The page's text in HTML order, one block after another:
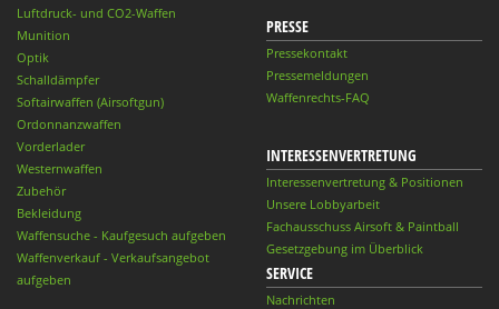
Luftdruck- und CO2-Waffen
Munition
Optik
Schalldämpfer
Softairwaffen (Airsoftgun)
Ordonnanzwaffen
Vorderlader
Westernwaffen
Zubehör
Bekleidung
Waffensuche - Kaufgesuch aufgeben
Waffenverkauf - Verkaufsangebot
aufgeben
PRESSE
Pressekontakt
Pressemeldungen
Waffenrechts-FAQ
INTERESSENVERTRETUNG
Interessenvertretung & Positionen
Unsere Lobbyarbeit
Fachausschuss Airsoft & Paintball
Gesetzgebung im Überblick
SERVICE
Nachrichten